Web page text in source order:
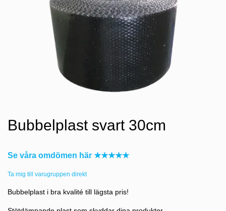
Bubbelplast svart 30cm
Se våra omdömen här ★★★★★
Ta mig till varugruppen direkt
Bubbelplast i bra kvalité till lägsta pris!